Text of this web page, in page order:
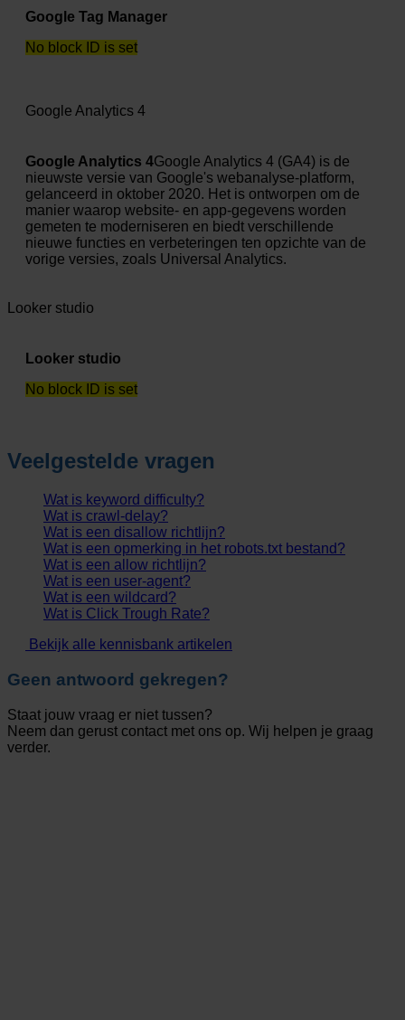
Google Tag Manager
No block ID is set
Google Analytics 4
Google Analytics 4Google Analytics 4 (GA4) is de
nieuwste versie van Google's webanalyse-platform,
gelanceerd in oktober 2020. Het is ontworpen om de
manier waarop website- en app-gegevens worden
gemeten te moderniseren en biedt verschillende
nieuwe functies en verbeteringen ten opzichte van de
vorige versies, zoals Universal Analytics.
Looker studio
Looker studio
No block ID is set
Veelgestelde vragen
Wat is keyword difficulty?
Wat is crawl-delay?
Wat is een disallow richtlijn?
Wat is een opmerking in het robots.txt bestand?
Wat is een allow richtlijn?
Wat is een user-agent?
Wat is een wildcard?
Wat is Click Trough Rate?
Bekijk alle kennisbank artikelen
Geen antwoord gekregen?
Staat jouw vraag er niet tussen?
Neem dan gerust contact met ons op. Wij helpen je graag
verder.